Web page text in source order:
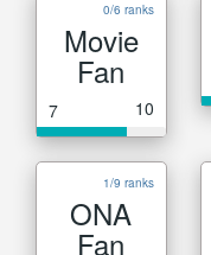
0/6 ranks
Movie
Fan
7 10
1/9 ranks
ONA
Fan